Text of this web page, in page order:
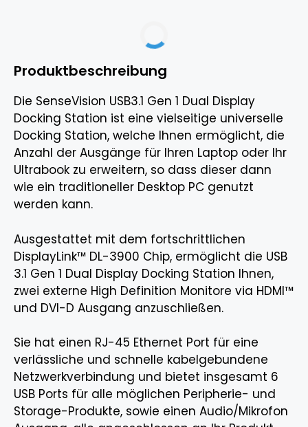
Produktbeschreibung
Die SenseVision USB3.1 Gen 1 Dual Display
Docking Station ist eine vielseitige universelle
Docking Station, welche Ihnen ermöglicht, die
Anzahl der Ausgänge für Ihren Laptop oder Ihr
Ultrabook zu erweitern, so dass dieser dann
wie ein traditioneller Desktop PC genutzt
werden kann.
Ausgestattet mit dem fortschrittlichen
DisplayLink™ DL-3900 Chip, ermöglicht die USB
3.1 Gen 1 Dual Display Docking Station Ihnen,
zwei externe High Definition Monitore via HDMI™
und DVI-D Ausgang anzuschließen.
Sie hat einen RJ-45 Ethernet Port für eine
verlässliche und schnelle kabelgebundene
Netzwerkverbindung und bietet insgesamt 6
USB Ports für alle möglichen Peripherie- und
Storage-Produkte, sowie einen Audio/Mikrofon